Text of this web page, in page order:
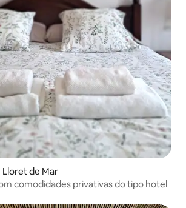
Lloret de Mar
comodidades privativas do tipo hotel